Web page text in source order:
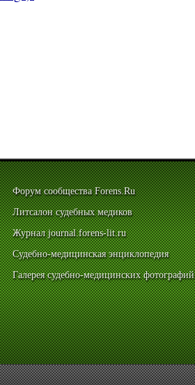
Форум сообщества Forens.Ru
Литсалон судебных медиков
Журнал journal.forens-lit.ru
Судебно-медицинская энциклопедия
Галерея судебно-медицинских фотографий